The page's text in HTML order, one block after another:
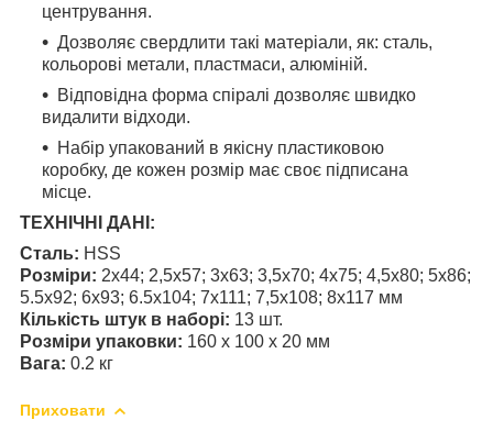
центрування.
Дозволяє свердлити такі матеріали, як: сталь,
кольорові метали, пластмаси, алюміній.
Відповідна форма спіралі дозволяє швидко
видалити відходи.
Набір упакований в якісну пластиковою
коробку, де кожен розмір має своє підписана
місце.
ТЕХНІЧНІ ДАНІ:
Сталь: HSS
Розміри: 2x44; 2,5x57; 3x63; 3,5х70; 4х75; 4,5х80; 5x86;
5.5x92; 6x93; 6.5x104; 7x111; 7,5x108; 8x117 мм
Кількість штук в наборі: 13 шт.
Розміри упаковки: 160 x 100 x 20 мм
Вага: 0.2 кг
Приховати